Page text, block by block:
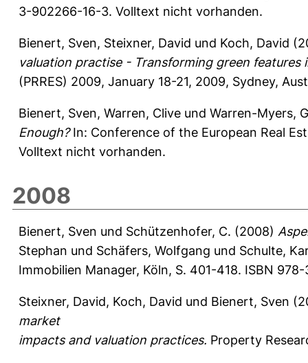
3-902266-16-3. Volltext nicht vorhanden.
Bienert, Sven, Steixner, David und Koch, David
valuation practise - Transforming green features
(PRRES) 2009, January 18-21, 2009, Sydney,
Bienert, Sven, Warren, Clive und Warren-Myers,
Enough?In: Conference of the European Real
Volltext nicht vorhanden.
2008
Bienert, Sven und Schützenhofer, C. (2008)
Stephan und Schäfers, Wolfgang und Schulte,
Immobilien Manager, Köln, S. 401-418. ISBN
Steixner, David, Koch, David und Bienert, Sven
market
impacts and valuation practices. Property